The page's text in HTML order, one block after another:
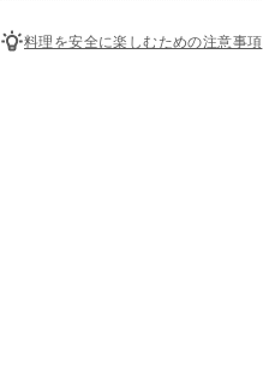
料理を安全に楽しむための注意事項